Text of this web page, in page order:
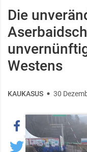
Die
Westens
KAUKASUS 30